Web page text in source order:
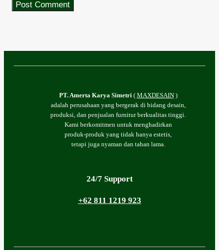
PT. Amerta Karya Simetri ( MAXDESAIN)
adalah perusahaan yang bergerak di bidang desain,
produksi, dan penjualan furnitur berkualitas tinggi.
Kami berkomitmen untuk menghadirkan
produk-produk yang tidak hanya estetis,
tetapi juga nyaman dan tahan lama.
24/7 Support
+62 811 1219 923